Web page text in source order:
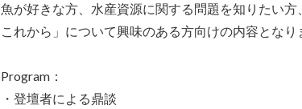
魚が好きな方、水産資源に関する問題を知りたい
これから」について興味のある方向けの内容となり
Program：
・登壇者による鼎談